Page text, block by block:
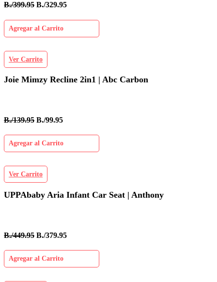
B./399.95 B./329.95
Agregar al Carrito
Ver Carrito
Joie Mimzy Recline 2in1 | Abc Carbon
B./139.95 B./99.95
Agregar al Carrito
Ver Carrito
UPPAbaby Aria Infant Car Seat | Anthony
B./449.95 B./379.95
Agregar al Carrito